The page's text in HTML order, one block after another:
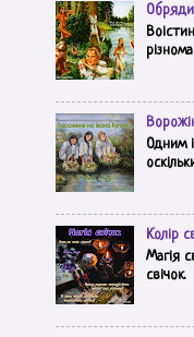
Обряди
Одним
Колір
Магія